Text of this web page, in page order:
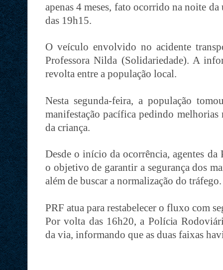
apenas 4 meses, fato ocorrido na noite
das 19h15.
O veículo envolvido no acidente
Professora Nilda (Solidariedade). A
revolta entre a população local.
Nesta segunda-feira, a população
manifestação pacífica pedindo
da criança.
Desde o início da ocorrência, agentes da
o objetivo de garantir a segurança dos
além de buscar a normalização do tráfego.
PRF atua para restabelecer o fluxo com
Por volta das 16h20, a Polícia
da via, informando que as duas faixas